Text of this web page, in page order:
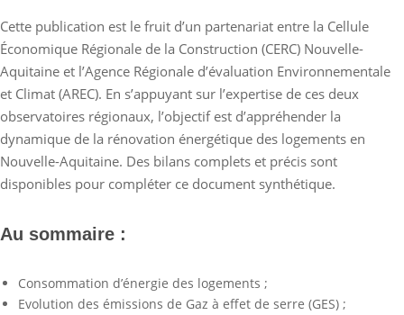
Cette publication est le fruit d’un partenariat entre la Cellule
Économique Régionale de la Construction (CERC) Nouvelle-
Aquitaine et l’Agence Régionale d’évaluation Environnementale
et Climat (AREC). En s’appuyant sur l’expertise de ces deux
observatoires régionaux, l’objectif est d’appréhender la
dynamique de la rénovation énergétique des logements en
Nouvelle-Aquitaine. Des bilans complets et précis sont
disponibles pour compléter ce document synthétique.
Au sommaire :
Consommation d’énergie des logements ;
Evolution des émissions de Gaz à effet de serre (GES) ;